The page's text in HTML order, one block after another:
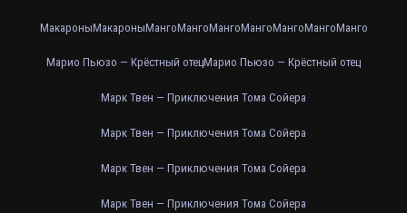
МакароныМакароныМангоМангоМангоМангоМангоМангоМанго
Марио Пьюзо — Крёстный отецМарио Пьюзо — Крёстный отец
Марк Твен — Приключения Тома Сойера
Марк Твен — Приключения Тома Сойера
Марк Твен — Приключения Тома Сойера
Марк Твен — Приключения Тома Сойера